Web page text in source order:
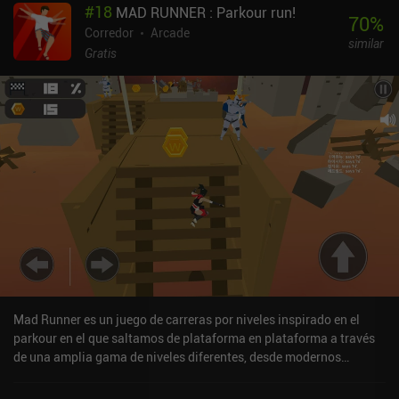
nos protege de una colisión y luego se recarga con el tiempo, un
bonito detalle que proporciona esa sensación de "¡vaya, ha estado
cerca!". A medida que avanzamos y ganamos suficientes puntos,
escudo más cortos y límites de colisión más altos, lo que nos
ayuda a avanzar más. Las fases normales son breves, lo que hace
que el juego sea perfecto para descansos cortos, y los logros
sirven como bonitos objetivos a largo plazo. Hyperburner es un
juego premium de 2,99 $ que también está disponible en Google
reflejos rápidos y controles precisos, este juego es para ti.
#18 MAD RUNNER : Parkour run!
Corredor
Arcade
Gratis
70%
similar
Mad Runner es un juego de carreras por niveles inspirado en el
parkour en el que saltamos de plataforma en plataforma a través
de una amplia gama de niveles diferentes, desde modernos